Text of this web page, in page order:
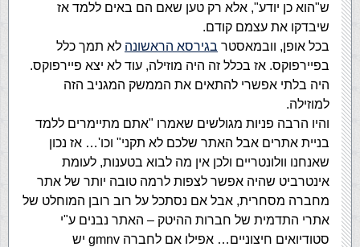
ש"הוא כן יודע", אלא רק טען שאם הם באים ללמד אז
שיבדקו את עצמם קודם.
בכל אופן, וובמאסטר בגירסא הראשונה לא תמך כלל
בפיירפוקס. אז בכלל זה היה מוזילה, עוד לא יצא פיירפוקס.
היה בלתי אפשרי להתאים את הממשק המגניב הזה
למוזילה.
והיו הרבה פניות מגולשים שאמרו "אתם מתיימרים ללמד
בניית אתרים אבל האתר שלכם לא תקני" וכו'… אז נכון
שאנחנו וולונטריים ולכן אין מה לבוא בטענות, לעומת
אינטרביט שהיה אפשר לצפות לרמה טובה יותר של אתר
מחברה מסחרית, אבל אם נסתכל על רוב רובן המוחלט של
אתרי התדמית של חברות ההיטק – האתר נבנים ע"י
סטודיואים חיצוניים… אפילו אם לחברה gmnv יש